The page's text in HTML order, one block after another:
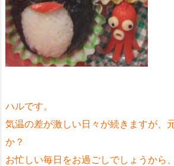
ハルです。
気温の差が激しい日々が続きますが、
か？
お忙しい毎日をお過ごしでしょうから